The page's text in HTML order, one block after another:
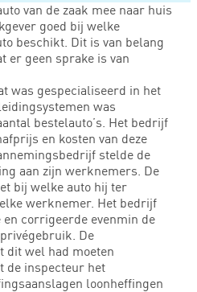
van de zaak mee naar huis
goed bij welke
beschikt. Dit is van belang
er geen sprake is van
was gespecialiseerd in het
was
bestelauto’s. Het bedrijf
en kosten van deze
stelde de
aan zijn werknemers. De
bij welke auto hij ter
werknemer. Het bedrijf
corrigeerde evenmin de
De
dit wel had moeten
de inspecteur het
loonheffingen